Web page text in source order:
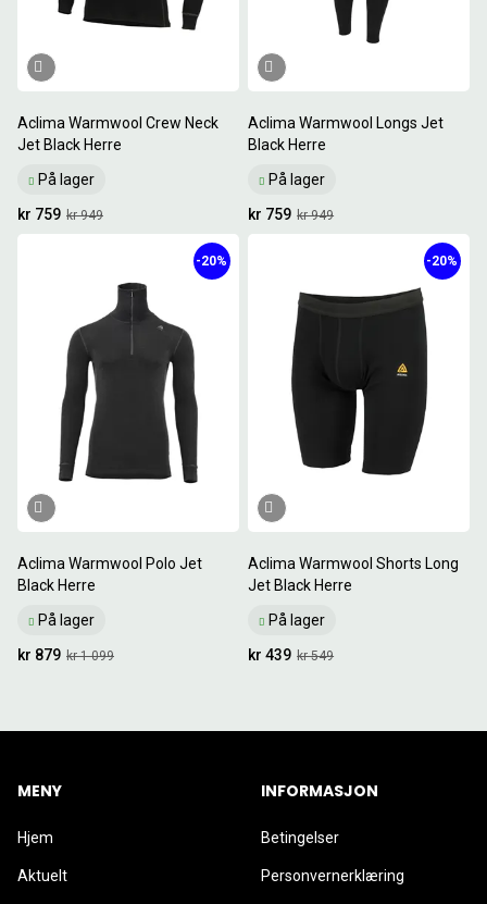
Aclima Warmwool Crew Neck
Jet Black Herre
På lager
kr 949
kr 759
Aclima Warmwool Longs Jet
Black Herre
På lager
kr 949
kr 759
Aclima Warmwool Polo Jet
Black Herre
På lager
-20%
kr 1 099
kr 879
Aclima Warmwool Shorts Long
Jet Black Herre
På lager
-20%
kr 549
kr 439
MENY
Hjem
Aktuelt
INFORMASJON
Betingelser
Personvernerklæring